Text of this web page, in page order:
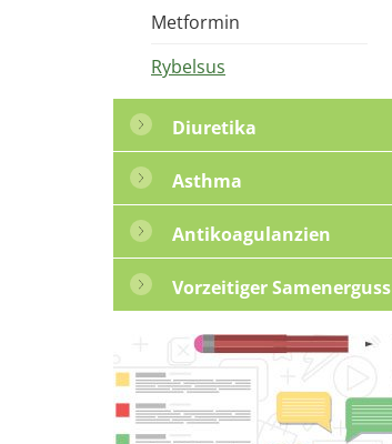
Metformin
Rybelsus
Diuretika
Asthma
Antikoagulanzien
Vorzeitiger Samenerguss